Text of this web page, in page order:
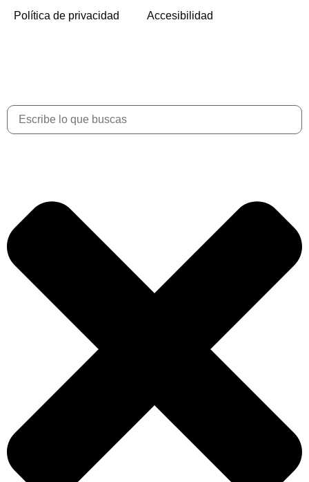
Política de privacidad Accesibilidad